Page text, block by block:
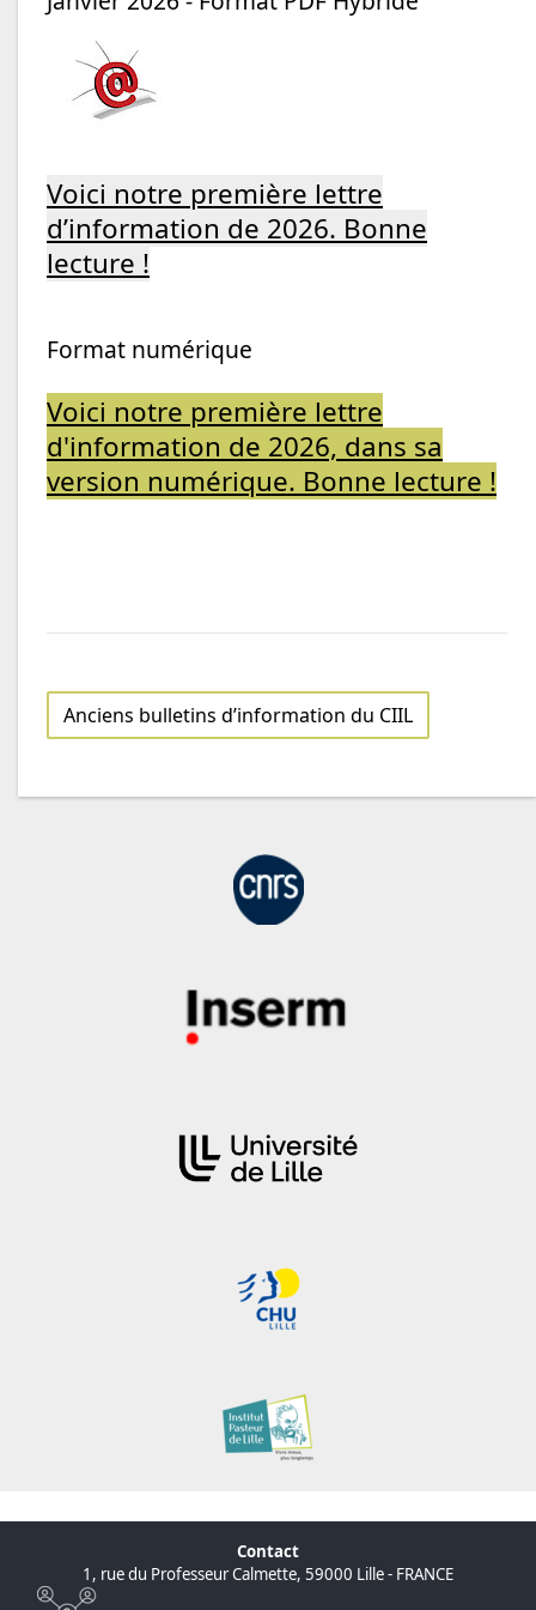
Voici notre première lettre
d’information de 2026. Bonne
lecture !
Format numérique
Voici notre première lettre
d'information de 2026, dans sa
version numérique. Bonne lecture !
Anciens bulletins d’information du CIIL
Contact
1, rue du Professeur Calmette, 59000 Lille - FRANCE